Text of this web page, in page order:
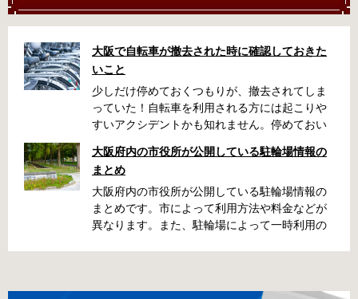
大阪で自転車が撤去された時に確認しておきた
いこと
少しだけ停めておくつもりが、撤去されてしま
っていた！自転車を利用される方には起こりや
すいアクシデントかも知れません。停めておい
い、なんてことになってしまうかも知れませ
ん。そんな時に役立つ情報をまとめました。事
前に確認しておきましょう。 守口市で撤去され
た場合 放置自転車大日保管所 住所 守口市大日
町4丁目281の3番地 電話 06-6902-2340（業務
還料 2,500円 自転車の鍵 身分証明証 守口市HP
大阪府内の市役所が公開している駐輪場情報の
まとめ
大阪府内の市役所が公開している駐輪場情報の
まとめです。市によって利用方法や料金などが
異なります。また、駐輪場によって一時利用の
自転車駐輪場 利用方法 利用登録申請書の提出